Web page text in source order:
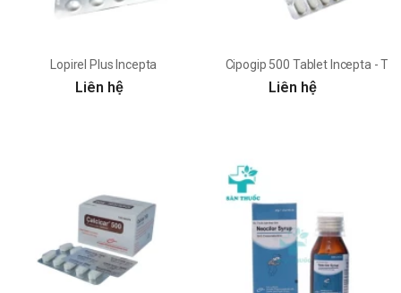
Lopirel Plus Incepta
Liên hệ
Cipogip 500 Tablet Incepta -
Liên hệ